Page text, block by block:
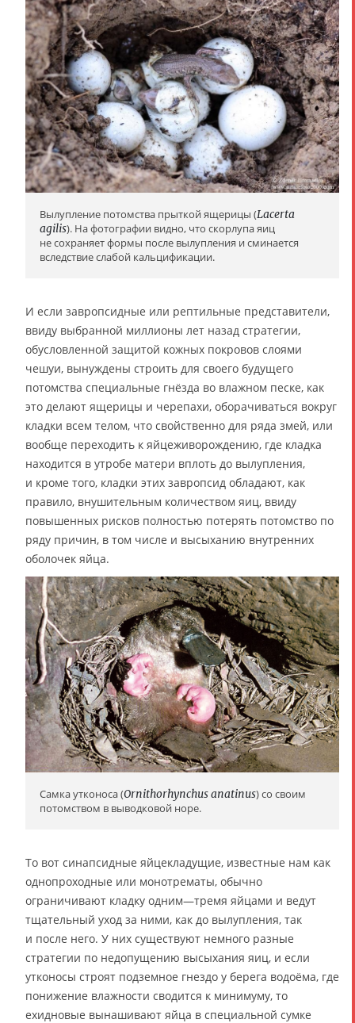
Вылупление потомства прыткой ящерицы (Lacerta
agilis). На фотографии видно, что скорлупа яиц
не сохраняет формы после вылупления и сминается
вследствие слабой кальцификации.
И если завропсидные или рептильные представители,
ввиду выбранной миллионы лет назад стратегии,
обусловленной защитой кожных покровов слоями
чешуи, вынуждены строить для своего будущего
потомства специальные гнёзда во влажном песке, как
это делают ящерицы и черепахи, оборачиваться вокруг
кладки всем телом, что свойственно для ряда змей, или
вообще переходить к яйцеживорождению, где кладка
находится в утробе матери вплоть до вылупления,
и кроме того, кладки этих завропсид обладают, как
правило, внушительным количеством яиц, ввиду
повышенных рисков полностью потерять потомство по
ряду причин, в том числе и высыханию внутренних
оболочек яйца.
Самка утконоса (Ornithorhynchus anatinus) со своим
потомством в выводковой норе.
То вот синапсидные яйцекладущие, известные нам как
однопроходные или монотрематы, обычно
ограничивают кладку одним—тремя яйцами и ведут
тщательный уход за ними, как до вылупления, так
и после него. У них существуют немного разные
стратегии по недопущению высыхания яиц, и если
утконосы строят подземное гнездо у берега водоёма, где
понижение влажности сводится к минимуму, то
ехидновые вынашивают яйца в специальной сумке